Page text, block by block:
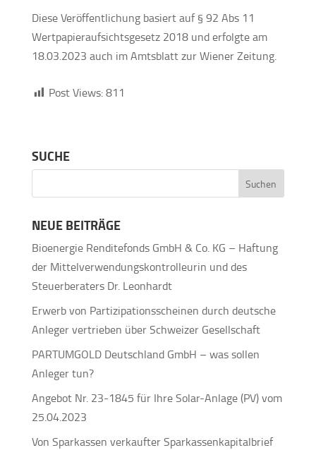
Diese Veröffentlichung basiert auf § 92 Abs 11
Wertpapieraufsichtsgesetz 2018 und erfolgte am
18.03.2023 auch im Amtsblatt zur Wiener Zeitung.
Post Views:811
SUCHE
NEUE BEITRÄGE
Bioenergie Renditefonds GmbH & Co. KG – Haftung
der Mittelverwendungskontrolleurin und des
Steuerberaters Dr. Leonhardt
Erwerb von Partizipationsscheinen durch deutsche
Anleger vertrieben über Schweizer Gesellschaft
PARTUMGOLD Deutschland GmbH – was sollen
Anleger tun?
Angebot Nr. 23-1845 für Ihre Solar-Anlage (PV) vom
25.04.2023
Von Sparkassen verkaufter Sparkassenkapitalbrief